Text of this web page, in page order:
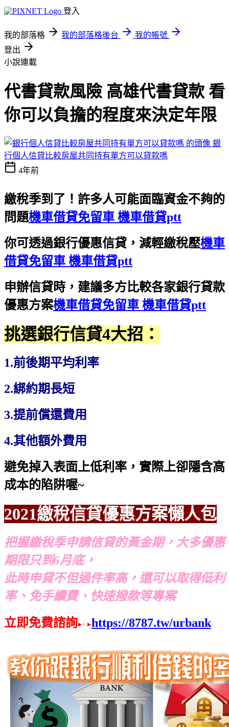
登入
我的部落格 我的部落格後台
我的帳號
登出
小說連載
代書貸款風險 高雄代書貸款 看
你可以負擔的程度來決定年限
銀
行個人信貸比較房屋共同持有單方可以貸款嗎
4年前
繳稅季到了！許多人可能面臨資金不夠的
問題機車借貸免留車 機車借貸ptt
你可透過銀行優惠信貸，減輕繳稅壓機車
借貸免留車 機車借貸ptt
申辦信貸時，建議多方比較各家銀行貸款
優惠方案機車借貸免留車 機車借貸ptt
挑選銀行信貸4大招：
1.前後期平均利率
2.綁約期長短
3.提前償還費用
4.其他額外費用
避免掉入表面上低利率，實際上卻隱含高
成本的陷阱喔~
2021繳稅信貸優惠方案懶人包
把握繳稅季申請信貸的黃金期，大多優惠
期限只到6月底，
此時申貸不但過件率高，還可以取得低利
率、免手續費、快速撥款等專案
立即免費諮詢
https://8787.tw/urbank